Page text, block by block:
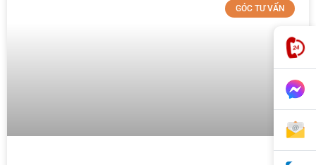
GÓC TƯ VẤN